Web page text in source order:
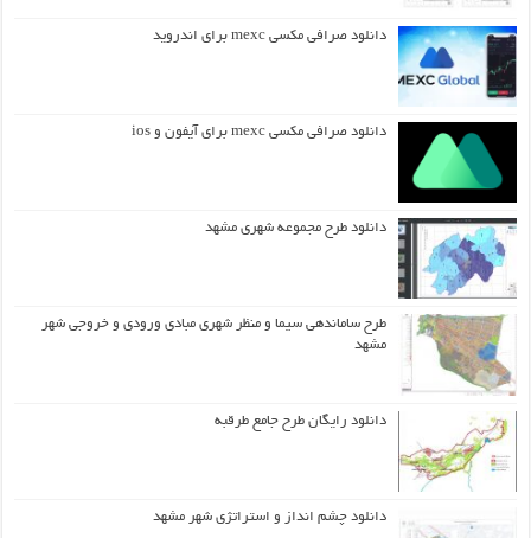
دانلود صرافی مکسی mexc برای اندروید
دانلود صرافی مکسی mexc برای آیفون و ios
دانلود طرح مجموعه شهری مشهد
طرح ساماندهی سیما و منظر شهری مبادی ورودی و خروجی شهر
مشهد
دانلود رایگان طرح جامع طرقبه
دانلود چشم انداز و استراتژی شهر مشهد